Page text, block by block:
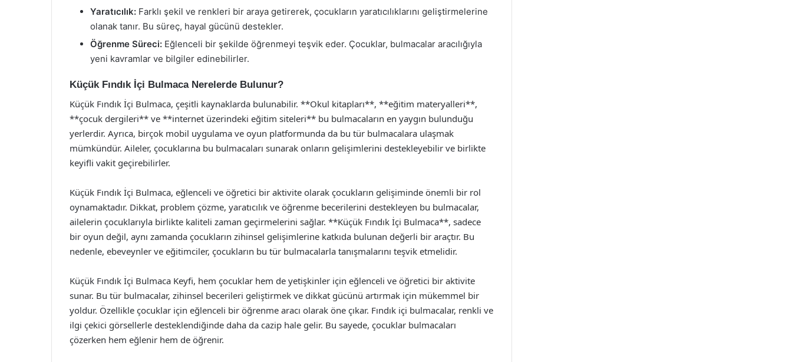
Yaratıcılık: Farklı şekil ve renkleri bir araya getirerek, çocukların yaratıcılıklarını geliştirmelerine
olanak tanır. Bu süreç, hayal gücünü destekler.
Öğrenme Süreci: Eğlenceli bir şekilde öğrenmeyi teşvik eder. Çocuklar, bulmacalar aracılığıyla
yeni kavramlar ve bilgiler edinebilirler.
Küçük Fındık İçi Bulmaca Nerelerde Bulunur?
Küçük Fındık İçi Bulmaca, çeşitli kaynaklarda bulunabilir. **Okul kitapları**, **eğitim materyalleri**,
**çocuk dergileri** ve **internet üzerindeki eğitim siteleri** bu bulmacaların en yaygın bulunduğu
yerlerdir. Ayrıca, birçok mobil uygulama ve oyun platformunda da bu tür bulmacalara ulaşmak
mümkündür. Aileler, çocuklarına bu bulmacaları sunarak onların gelişimlerini destekleyebilir ve birlikte
keyifli vakit geçirebilirler.
Küçük Fındık İçi Bulmaca, eğlenceli ve öğretici bir aktivite olarak çocukların gelişiminde önemli bir rol
oynamaktadır. Dikkat, problem çözme, yaratıcılık ve öğrenme becerilerini destekleyen bu bulmacalar,
ailelerin çocuklarıyla birlikte kaliteli zaman geçirmelerini sağlar. **Küçük Fındık İçi Bulmaca**, sadece
bir oyun değil, aynı zamanda çocukların zihinsel gelişimlerine katkıda bulunan değerli bir araçtır. Bu
nedenle, ebeveynler ve eğitimciler, çocukların bu tür bulmacalarla tanışmalarını teşvik etmelidir.
Küçük Fındık İçi Bulmaca Keyfi, hem çocuklar hem de yetişkinler için eğlenceli ve öğretici bir aktivite
sunar. Bu tür bulmacalar, zihinsel becerileri geliştirmek ve dikkat gücünü artırmak için mükemmel bir
yoldur. Özellikle çocuklar için eğlenceli bir öğrenme aracı olarak öne çıkar. Fındık içi bulmacalar, renkli ve
ilgi çekici görsellerle desteklendiğinde daha da cazip hale gelir. Bu sayede, çocuklar bulmacaları
çözerken hem eğlenir hem de öğrenir.